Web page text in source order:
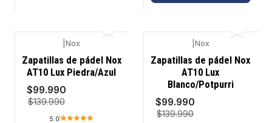
-29%
|Nox
Zapatillas de pádel Nox
AT10 Lux Piedra/Azul
$99.990
$139.990
5.0
-29%
Nox
Zapatillas de pádel Nox
AT10 Lux
Blanco/Potpurri
$99.990
$139.990